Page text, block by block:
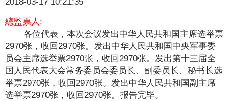
總監票人:
各位代表，本次会议发出中华人民共和国主席选举票
2970张，收回2970张。发出中华人民共和国中央军事委
员会主席选举票2970张，收回2970张。发出第十三届全
国人民代表大会常务委员会委员长、副委员长、秘书长选
举票2970张，收回2970张。发出中华人民共和国副主席
选举票2970张，收回2970张。报告完毕。